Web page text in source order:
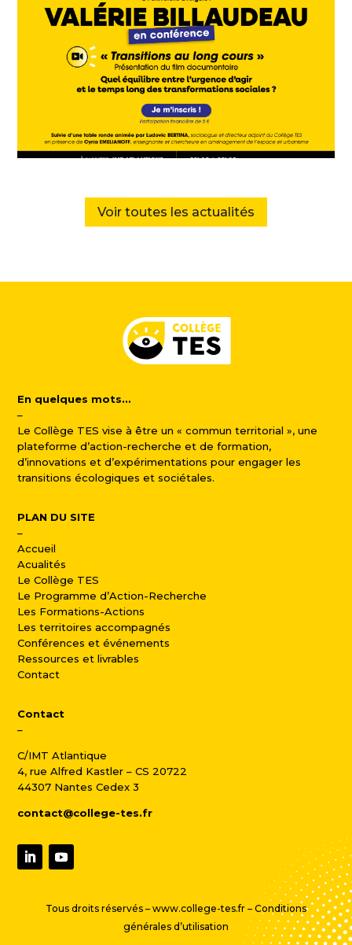
Voir toutes les actualités
En quelques mots…
–
Le Collège TES vise à être un « commun territorial », une
plateforme d’action-recherche et de formation,
d’innovations et d’expérimentations pour engager les
transitions écologiques et sociétales.
PLAN DU SITE
–
Accueil
Acualités
Le Collège TES
Le Programme d’Action-Recherche
Les Formations-Actions
Les territoires accompagnés
Conférences et événements
Ressources et livrables
Contact
Contact
–
C/IMT Atlantique
4, rue Alfred Kastler – CS 20722
44307 Nantes Cedex 3
contact@college-tes.fr
Tous droits réservés – www.college-tes.fr – Conditions
générales d’utilisation